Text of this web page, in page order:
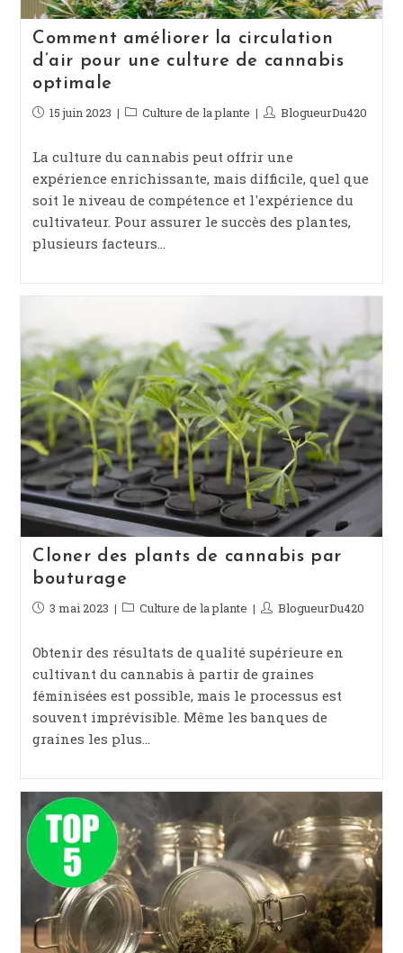
Comment améliorer la circulation
d’air pour une culture de cannabis
optimale
Publication
15 juin 2023
PostCulture de la plante
Auteur/autrice
BlogueurDu420
La culture du cannabis peut offrir une
expérience enrichissante, mais difficile, quel que
soit le niveau de compétence et l'expérience du
cultivateur. Pour assurer le succès des plantes,
plusieurs facteurs…
Cloner des plants de cannabis par
bouturage
Publication
3 mai 2023
PostCulture de la plante
Auteur/autrice
la
publication :
BlogueurDu420
Obtenir des résultats de qualité supérieure en
cultivant du cannabis à partir de graines
féminisées est possible, mais le processus est
souvent imprévisible. Même les banques de
graines les plus…